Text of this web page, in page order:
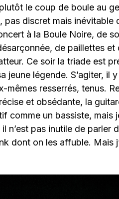
le coup de boule au
discret mais inévitable
à la Boule Noire, de
de paillettes et
Ce soir la triade est
jeune légende. S’agiter, il
mêmes resserrés, tenus.
et obsédante, la
comme un bassiste, mais
n’est pas inutile de parler
dont on les affuble. Mais